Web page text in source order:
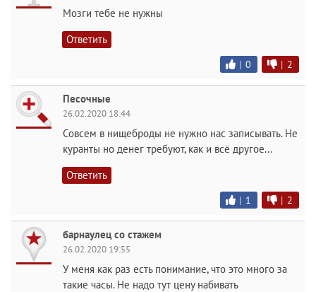
Мозги тебе не нужны
Ответить
| 0 | 2
Песочные
26.02.2020 18:44
Совсем в нищеброды не нужно нас записывать. Не
куранты но денег требуют, как и всё другое...
Ответить
| 1 | 2
барнаулец со стажем
26.02.2020 19:55
У меня как раз есть понимание, что это много за
такие часы. Не надо тут цену набивать